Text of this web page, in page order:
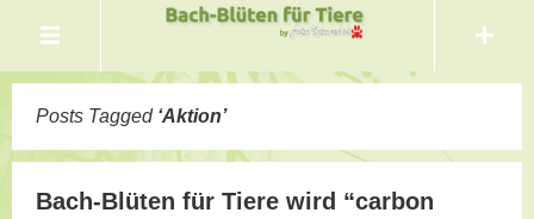
Posts Tagged ‘Aktion’
Bach-Blüten für Tiere wird “carbon